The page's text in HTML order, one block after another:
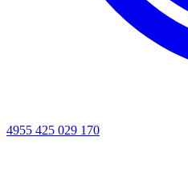
4955 425 029 170